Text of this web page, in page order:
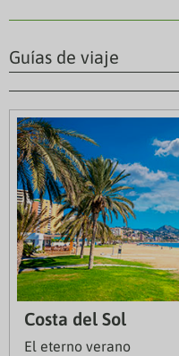
Guías de viaje
Costa del Sol
El eterno verano